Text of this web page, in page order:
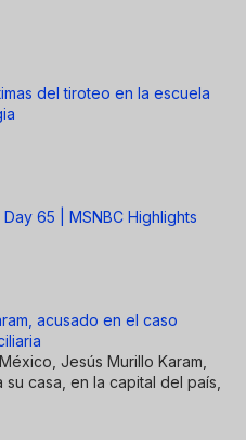
del tiroteo en la escuela
65 | MSNBC Highlights
acusado en el caso
Jesús Murillo Karam,
casa, en la capital del país,